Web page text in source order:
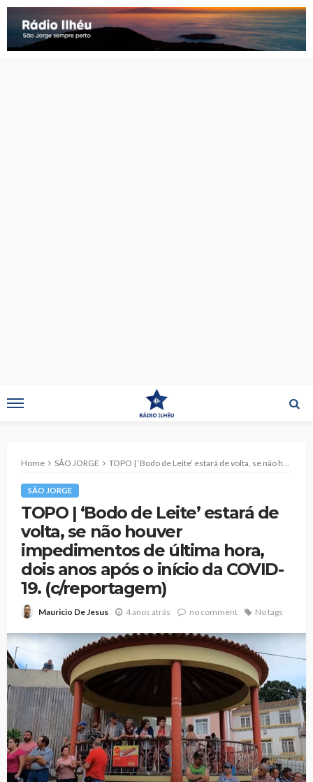
Home SÃO JORGE TOPO | ‘Bodo de Leite’ estará de volta, se não houver impedimentos de última hora, dois anos após o início da COVID-19. (c/reportagem)
SÃO JORGE
TOPO | ‘Bodo de Leite’ estará de
volta, se não houver
impedimentos de última hora,
dois anos após o início da COVID-
19. (c/reportagem)
Mauricio De Jesus 4 anos atrás no comment No tags